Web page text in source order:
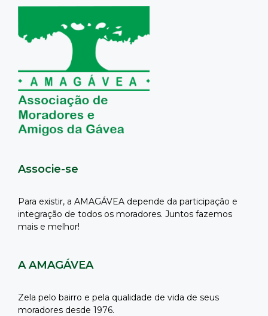
Associe-se
Para existir, a AMAGÁVEA depende da participação e
integração de todos os moradores. Juntos fazemos
mais e melhor!
A AMAGÁVEA
Zela pelo bairro e pela qualidade de vida de seus
moradores desde 1976.